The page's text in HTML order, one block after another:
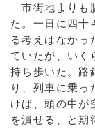
市街地よりも
た。一日に四十
る考えはなかっ
ていたが、いく
持ち歩いた。路
り、列車に乗っ
けば、頭の中が
を潰せる、と期